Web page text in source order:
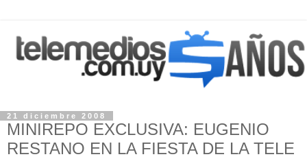
21 diciembre 2008
MINIREPO EXCLUSIVA: EUGENIO
RESTANO EN LA FIESTA DE LA TELE